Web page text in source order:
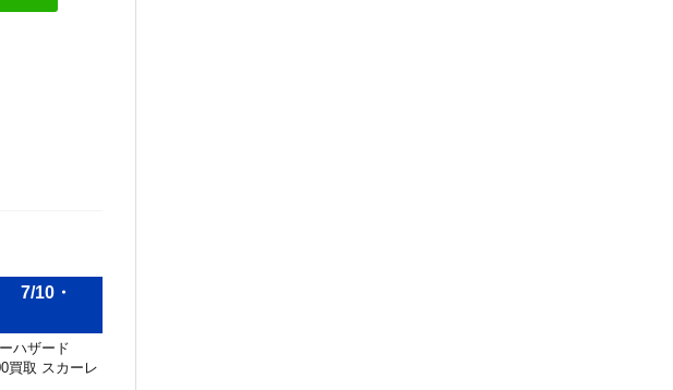
7/10・
ハザード
買取 スカーレ